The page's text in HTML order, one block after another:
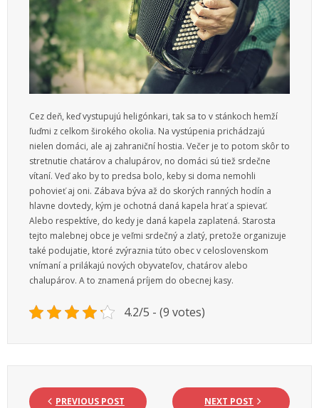
Cez deň, keď vystupujú heligónkari, tak sa to v stánkoch hemží
ľuďmi z celkom širokého okolia. Na vystúpenia prichádzajú
nielen domáci, ale aj zahraniční hostia. Večer je to potom skôr to
stretnutie chatárov a chalupárov, no domáci sú tiež srdečne
vítaní. Veď ako by to predsa bolo, keby si doma nemohli
pohovieť aj oni. Zábava býva až do skorých ranných hodín a
hlavne dovtedy, kým je ochotná daná kapela hrať a spievať.
Alebo respektíve, do kedy je daná kapela zaplatená. Starosta
tejto malebnej obce je veľmi srdečný a zlatý, pretože organizuje
také podujatie, ktoré zvýraznia túto obec v celoslovenskom
vnímaní a prilákajú nových obyvateľov, chatárov alebo
chalupárov. A to znamená príjem do obecnej kasy.
4.2/5 - (9 votes)
PREVIOUS POST NEXT POST